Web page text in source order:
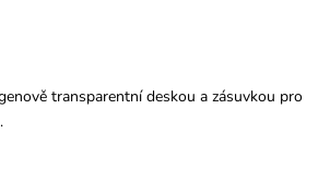
transparentní deskou a zásuvkou pro